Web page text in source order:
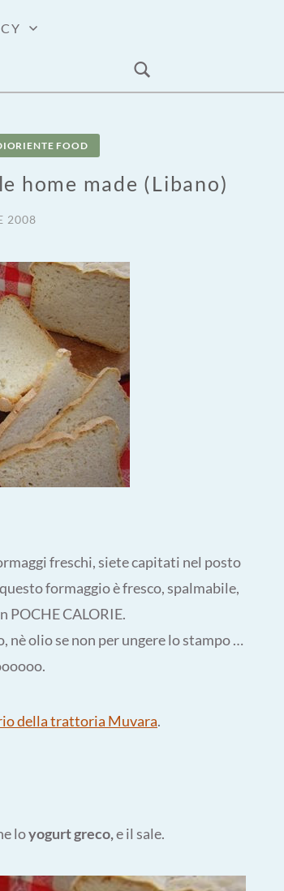
FOOD
home made (Libano)
2008
freschi, siete capitati nel posto
formaggio è fresco, spalmabile,
POCHE CALORIE.
nè olio se non per ungere lo stampo …
della trattoria Muvara.
loyogurt greco,e il sale.